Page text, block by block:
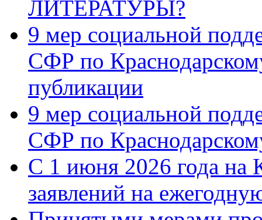
ЛИТЕРАТУРЫ?
9 мер социальной
СФР по
публикации
9 мер социальной
СФР по
С 1 июня 2026 года на
заявлений на